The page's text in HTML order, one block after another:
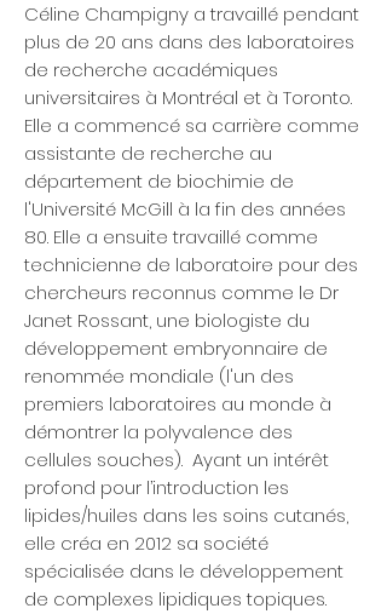
Céline Champigny a travaillé pendant
plus de 20 ans dans des laboratoires
de recherche académiques
universitaires à Montréal et à Toronto.
Elle a commencé sa carrière comme
assistante de recherche au
département de biochimie de
l'Université McGill à la fin des années
80. Elle a ensuite travaillé comme
technicienne de laboratoire pour des
chercheurs reconnus comme le Dr
Janet Rossant, une biologiste du
développement embryonnaire de
renommée mondiale (l'un des
premiers laboratoires au monde à
démontrer la polyvalence des
cellules souches). Ayant un intérêt
profond pour l’introduction les
lipides/huiles dans les soins cutanés,
elle créa en 2012 sa société
spécialisée dans le développement
de complexes lipidiques topiques.